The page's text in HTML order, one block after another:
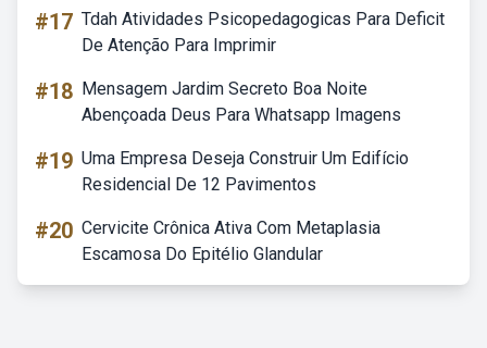
#17 Tdah Atividades Psicopedagogicas Para Deficit
De Atenção Para Imprimir
#18 Mensagem Jardim Secreto Boa Noite
Abençoada Deus Para Whatsapp Imagens
#19 Uma Empresa Deseja Construir Um Edifício
Residencial De 12 Pavimentos
#20 Cervicite Crônica Ativa Com Metaplasia
Escamosa Do Epitélio Glandular